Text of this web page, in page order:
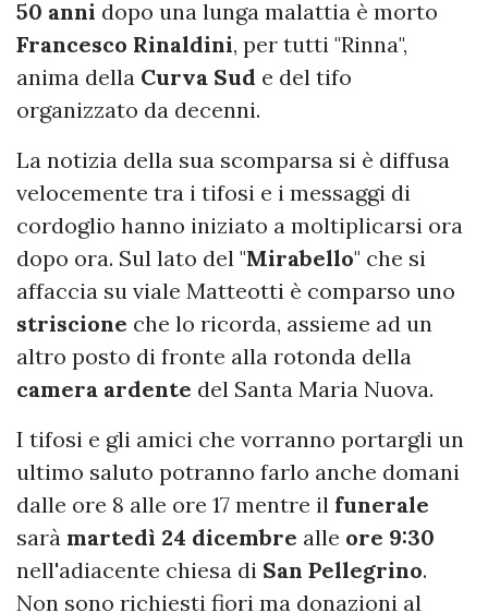
50 anni dopo una lunga malattia è morto
Francesco Rinaldini, per tutti "Rinna",
anima della Curva Sud e del tifo
organizzato da decenni.
La notizia della sua scomparsa si è diffusa
velocemente tra i tifosi e i messaggi di
cordoglio hanno iniziato a moltiplicarsi ora
dopo ora. Sul lato del "Mirabello" che si
affaccia su viale Matteotti è comparso uno
striscione che lo ricorda, assieme ad un
altro posto di fronte alla rotonda della
camera ardente del Santa Maria Nuova.
I tifosi e gli amici che vorranno portargli un
ultimo saluto potranno farlo anche domani
dalle ore 8 alle ore 17 mentre il funerale
sarà martedì 24 dicembre alle ore 9:30
nell'adiacente chiesa di San Pellegrino.
Non sono richiesti fiori ma donazioni al